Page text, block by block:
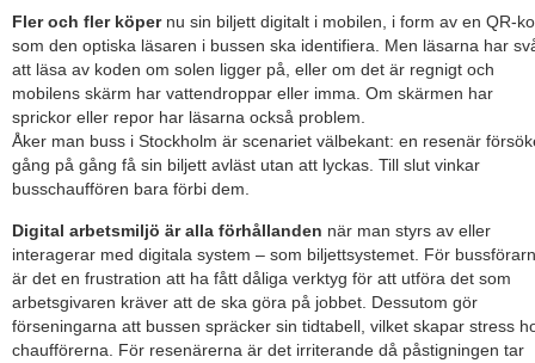
Fler och fler köpernu sin biljett digitalt i mobilen, i form av en QR-
som den optiska läsaren i bussen ska identifiera. Men läsarna har
att läsa av koden om solen ligger på, eller om det är regnigt och
mobilens skärm har vattendroppar eller imma. Om skärmen har
sprickor eller repor har läsarna också problem.
Åker man buss i Stockholm är scenariet välbekant: en resenär
gång på gång få sin biljett avläst utan att lyckas. Till slut vinkar
busschauffören bara förbi dem.
Digital arbetsmiljö är alla förhållanden när man styrs av eller
interagerar med digitala system – som biljettsystemet. För
är det en frustration att ha fått dåliga verktyg för att utföra det som
arbetsgivaren kräver att de ska göra på jobbet. Dessutom gör
förseningarna att bussen spräcker sin tidtabell, vilket skapar stress
chaufförerna. För resenärerna är det irriterande då påstigningen tar